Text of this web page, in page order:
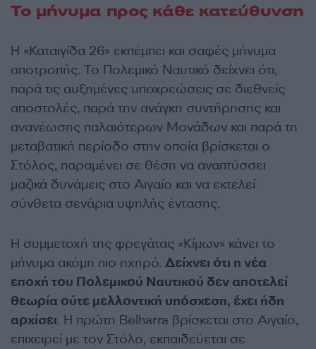
Το μήνυμα προς κάθε κατεύθυνση
Η «Καταιγίδα 26» εκπέμπει και σαφές μήνυμα
αποτροπής. Το Πολεμικό Ναυτικό δείχνει ότι,
παρά τις αυξημένες υποχρεώσεις σε διεθνείς
αποστολές, παρά την ανάγκη συντήρησης και
ανανέωσης παλαιότερων Μονάδων και παρά τη
μεταβατική περίοδο στην οποία βρίσκεται ο
Στόλος, παραμένει σε θέση να αναπτύσσει
μαζικά δυνάμεις στο Αιγαίο και να εκτελεί
σύνθετα σενάρια υψηλής έντασης.
Η συμμετοχή της φρεγάτας «Κίμων» κάνει το
μήνυμα ακόμη πιο ηχηρό. Δείχνει ότι η νέα
εποχή του Πολεμικού Ναυτικού δεν αποτελεί
θεωρία ούτε μελλοντική υπόσχεση, έχει ήδη
αρχίσει. Η πρώτη Belharra βρίσκεται στο Αιγαίο,
επιχειρεί με τον Στόλο, εκπαιδεύεται σε